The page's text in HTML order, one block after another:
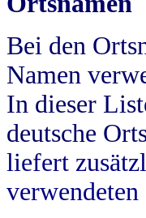
Bei den
Namen
In dieser
deutsche
liefert